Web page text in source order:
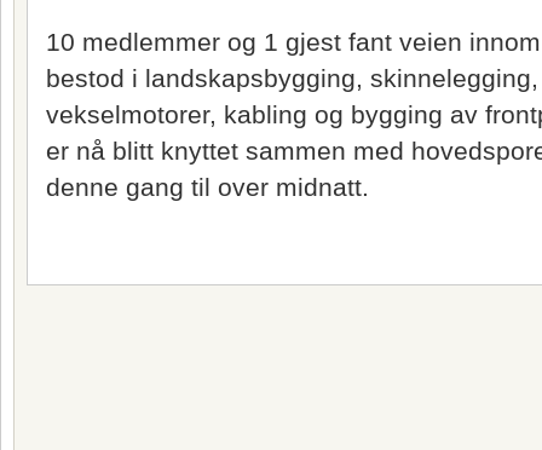
10 medlemmer og 1 gjest fant veien
bestod i landskapsbygging,
vekselmotorer, kabling og bygging av
er nå blitt knyttet sammen med
denne gang til over midnatt.